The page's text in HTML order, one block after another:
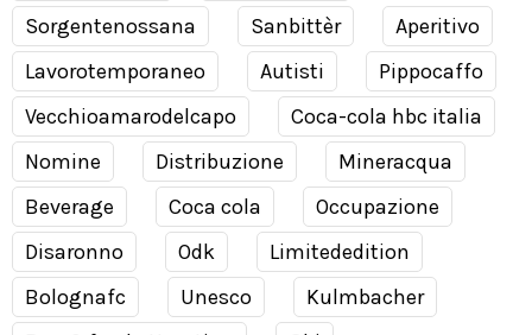
Sorgentenossana
Sanbittèr
Aperitivo
Lavorotemporaneo
Autisti
Pippocaffo
Vecchioamarodelcapo
Coca-cola hbc italia
Nomine
Distribuzione
Mineracqua
Beverage
Coca cola
Occupazione
Disaronno
Odk
Limitededition
Bolognafc
Unesco
Kulmbacher